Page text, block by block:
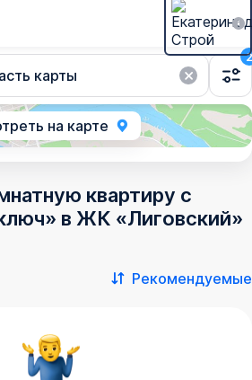
карты
2
на карте
квартиру с
в ЖК «Лиговский»
Рекомендуемые